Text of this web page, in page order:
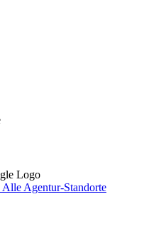
Alle Agentur-Standorte